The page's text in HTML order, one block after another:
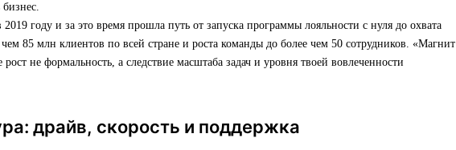
бизнес.
году и за это время прошла путь от запуска программы лояльности с нуля до охвата
85 млн клиентов по всей стране и роста команды до более чем 50 сотрудников. «Магнит
не формальность, а следствие масштаба задач и уровня твоей вовлеченности
драйв, скорость и поддержка